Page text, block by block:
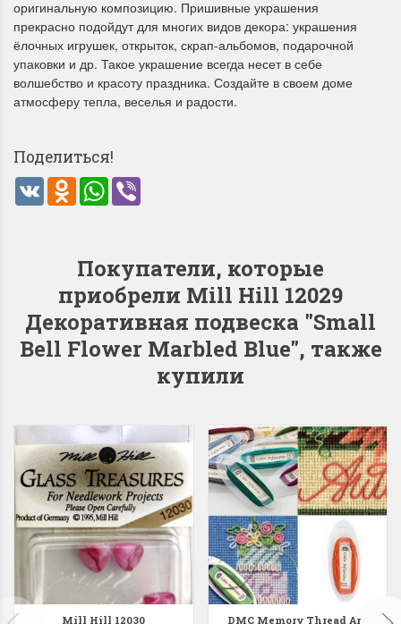
Летние Скидки
!! СКИДКА 20% ‼️ с 1 до 3 июня в
честь первого летнего дня
Анастасия Туманова
1 июня 2024 11:29
Анастасия Туманова
22 мая 2024 13:01
Dimensions 35231
Willow Swan
(Ива-лебедь)
Хороший набор
Отличный набор, канва,
Bear and
(Белый
оригинальную композицию. Пришивные украшения
прекрасно подойдут для многих видов декора: украшения
ёлочных игрушек, открыток, скрап-альбомов, подарочной
упаковки и др. Такое украшение всегда несет в себе
волшебство и красоту праздника. Создайте в своем доме
атмосферу тепла, веселья и радости.
Поделиться!
VK Odnoklassniki
WhatsApp
Покупатели, которые
приобрели Mill Hill 12029
Декоративная подвеска "Small
Bell Flower Marbled Blue", также
купили
Mill Hill 12030
DMC Memory Thread Art.